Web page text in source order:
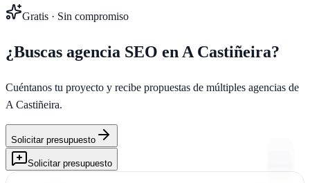
Gratis · Sin compromiso
¿Buscas agencia SEO en A Castiñeira?
Cuéntanos tu proyecto y recibe propuestas de múltiples agencias de
A Castiñeira.
Solicitar presupuesto
Solicitar presupuesto